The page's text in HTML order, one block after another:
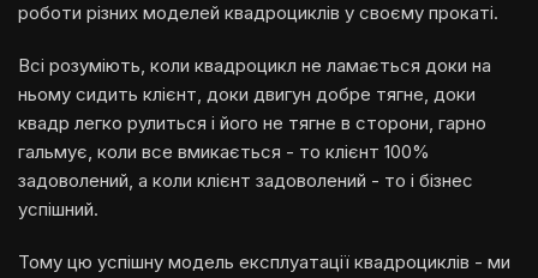
роботи різних моделей квадроциклів у своєму прокаті.
Всі розуміють, коли квадроцикл не ламається доки на
ньому сидить клієнт, доки двигун добре тягне, доки
квадр легко рулиться і його не тягне в сторони, гарно
гальмує, коли все вмикається - то клієнт 100%
задоволений, а коли клієнт задоволений - то і бізнес
успішний.
Тому цю успішну модель експлуатації квадроциклів - ми